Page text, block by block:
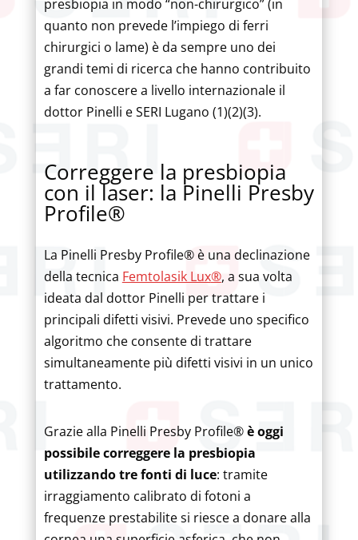
presbiopia in modo “non-chirurgico” (in
quanto non prevede l’impiego di ferri
chirurgici o lame) è da sempre uno dei
grandi temi di ricerca che hanno contribuito
a far conoscere a livello internazionale il
dottor Pinelli e SERI Lugano (1)(2)(3).
Correggere la presbiopia
con il laser: la Pinelli Presby
Profile®
La Pinelli Presby Profile®è una declinazione
della tecnica Femtolasik Lux®, a sua volta
ideata dal dottor Pinelli per trattare i
principali difetti visivi. Prevede uno specifico
algoritmo che consente di trattare
simultaneamente più difetti visivi in un unico
trattamento.
Grazie alla Pinelli Presby Profile®è oggi
possibile correggere la presbiopia
utilizzando tre fonti di luce: tramite
irraggiamento calibrato di fotoni a
frequenze prestabilite si riesce a donare alla